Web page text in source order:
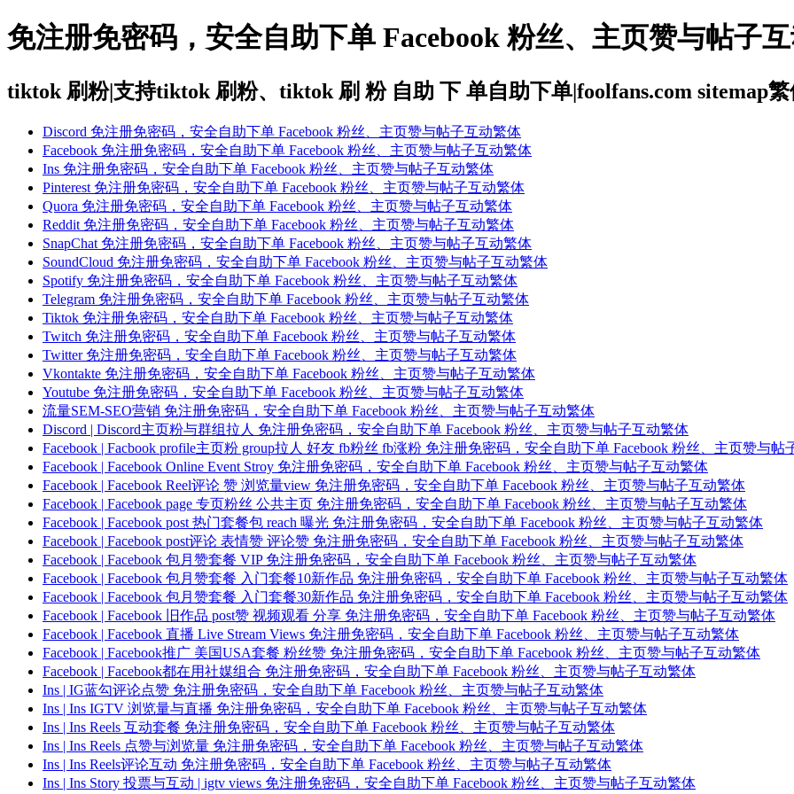
免注册免密码，安全自助下单 Facebook 粉丝、主页赞与帖子
tiktok 刷粉|支持tiktok 刷粉、tiktok 刷 粉 自助 下 单自助下单|foolfans.com sitemap繁
Discord 免注册免密码，安全自助下单 Facebook 粉丝、主页赞与帖子互动繁体
Facebook 免注册免密码，安全自助下单 Facebook 粉丝、主页赞与帖子互动繁体
Ins 免注册免密码，安全自助下单 Facebook 粉丝、主页赞与帖子互动繁体
Pinterest 免注册免密码，安全自助下单 Facebook 粉丝、主页赞与帖子互动繁体
Quora 免注册免密码，安全自助下单 Facebook 粉丝、主页赞与帖子互动繁体
Reddit 免注册免密码，安全自助下单 Facebook 粉丝、主页赞与帖子互动繁体
SnapChat 免注册免密码，安全自助下单 Facebook 粉丝、主页赞与帖子互动繁体
SoundCloud 免注册免密码，安全自助下单 Facebook 粉丝、主页赞与帖子互动繁体
Spotify 免注册免密码，安全自助下单 Facebook 粉丝、主页赞与帖子互动繁体
Telegram 免注册免密码，安全自助下单 Facebook 粉丝、主页赞与帖子互动繁体
Tiktok 免注册免密码，安全自助下单 Facebook 粉丝、主页赞与帖子互动繁体
Twitch 免注册免密码，安全自助下单 Facebook 粉丝、主页赞与帖子互动繁体
Twitter 免注册免密码，安全自助下单 Facebook 粉丝、主页赞与帖子互动繁体
Vkontakte 免注册免密码，安全自助下单 Facebook 粉丝、主页赞与帖子互动繁体
Youtube 免注册免密码，安全自助下单 Facebook 粉丝、主页赞与帖子互动繁体
流量SEM-SEO营销 免注册免密码，安全自助下单 Facebook 粉丝、主页赞与帖子互动繁体
Discord | Discord主页粉与群组拉人 免注册免密码，安全自助下单 Facebook 粉丝、主页赞与帖子互动繁体
Facebook | Facbook profile主页粉 group拉人 好友 fb粉丝 fb涨粉 免注册免密码，安全自助下单 Facebook 粉丝、主页赞与帖
Facebook | Facebook Online Event Stroy 免注册免密码，安全自助下单 Facebook 粉丝、主页赞与帖子互动繁体
Facebook | Facebook Reel评论 赞 浏览量view 免注册免密码，安全自助下单 Facebook 粉丝、主页赞与帖子互动繁体
Facebook | Facebook page 专页粉丝 公共主页 免注册免密码，安全自助下单 Facebook 粉丝、主页赞与帖子互动繁体
Facebook | Facebook post 热门套餐包 reach 曝光 免注册免密码，安全自助下单 Facebook 粉丝、主页赞与帖子互动繁体
Facebook | Facebook post评论 表情赞 评论赞 免注册免密码，安全自助下单 Facebook 粉丝、主页赞与帖子互动繁体
Facebook | Facebook 包月赞套餐 VIP 免注册免密码，安全自助下单 Facebook 粉丝、主页赞与帖子互动繁体
Facebook | Facebook 包月赞套餐 入门套餐10新作品 免注册免密码，安全自助下单 Facebook 粉丝、主页赞与帖子互动繁体
Facebook | Facebook 包月赞套餐 入门套餐30新作品 免注册免密码，安全自助下单 Facebook 粉丝、主页赞与帖子互动繁体
Facebook | Facebook 旧作品 post赞 视频观看 分享 免注册免密码，安全自助下单 Facebook 粉丝、主页赞与帖子互动繁体
Facebook | Facebook 直播 Live Stream Views 免注册免密码，安全自助下单 Facebook 粉丝、主页赞与帖子互动繁体
Facebook | Facebook推广 美国USA套餐 粉丝赞 免注册免密码，安全自助下单 Facebook 粉丝、主页赞与帖子互动繁体
Facebook | Facebook都在用社媒组合 免注册免密码，安全自助下单 Facebook 粉丝、主页赞与帖子互动繁体
Ins | IG蓝勾评论点赞 免注册免密码，安全自助下单 Facebook 粉丝、主页赞与帖子互动繁体
Ins | Ins IGTV 浏览量与直播 免注册免密码，安全自助下单 Facebook 粉丝、主页赞与帖子互动繁体
Ins | Ins Reels 互动套餐 免注册免密码，安全自助下单 Facebook 粉丝、主页赞与帖子互动繁体
Ins | Ins Reels 点赞与浏览量 免注册免密码，安全自助下单 Facebook 粉丝、主页赞与帖子互动繁体
Ins | Ins Reels评论互动 免注册免密码，安全自助下单 Facebook 粉丝、主页赞与帖子互动繁体
Ins | Ins Story 投票与互动 | igtv views 免注册免密码，安全自助下单 Facebook 粉丝、主页赞与帖子互动繁体